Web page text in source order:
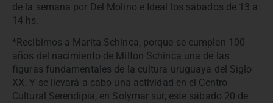
de la semana por Del Molino e Ideal los sábados de 13 a
14 hs.
*Recibimos a Marita Schinca, porque se cumplen 100
años del nacimiento de Milton Schinca una de las
figuras fundamentales de la cultura uruguaya del Siglo
XX. Y se llevará a cabo una actividad en el Centro
Cultural Serendipia, en Solymar sur, este sábado 20 de